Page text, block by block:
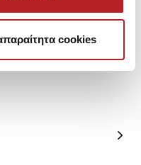
cookies